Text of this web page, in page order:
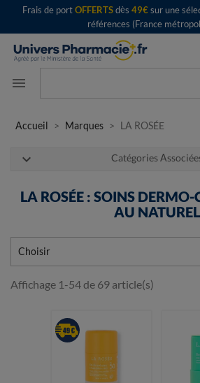
Frais de portOFFERTSdès 49€sur une
références (France
menu
Accueil Marques LA ROSÉE
expand_more Catégories
LA ROSÉE : SOINS
AU NATUREL
Choisir
Affichage 1-54 de 69 article(s)